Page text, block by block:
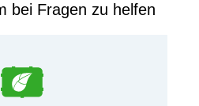
bei Fragen zu helfen